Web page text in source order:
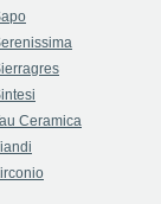
Ceramica